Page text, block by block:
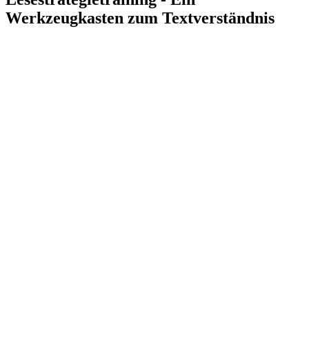
Werkzeugkasten zum Textverständnis